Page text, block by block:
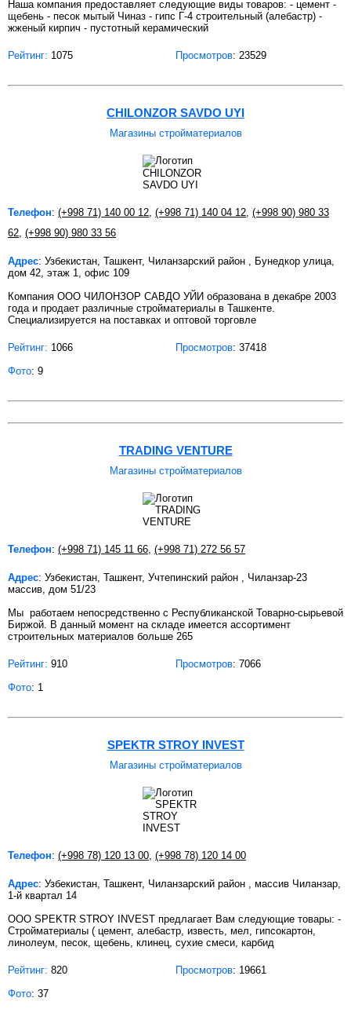
Наша компания предоставляет следующие виды товаров: - цемент -
щебень - песок мытый Чиназ - гипс Г-4 строительный (алебастр) -
жженый кирпич - пустотный керамический
Рейтинг: 1075 Просмотров: 23529
CHILONZOR SAVDO UYI
Магазины стройматериалов
Телефон: (+998 71) 140 00 12, (+998 71) 140 04 12, (+998 90) 980 33
62, (+998 90) 980 33 56
Адрес: Узбекистан, Ташкент, Чиланзарский район , Бунедкор улица,
дом 42, этаж 1, офис 109
Компания ООО ЧИЛОНЗОР САВДО УЙИ образована в декабре 2003
года и продает различные стройматериалы в Ташкенте.
Специализируется на поставках и оптовой торговле
Рейтинг: 1066 Просмотров: 37418
Фото: 9
TRADING VENTURE
Магазины стройматериалов
Телефон: (+998 71) 145 11 66 (+998 71) 272 56 57
Адрес: Узбекистан, Ташкент, Учтепинский район , Чиланзар-23
массив, дом 51/23
Мы работаем непосредственно с Республиканской Товарно-сырьевой
Биржой. В данный момент на складе имеется ассортимент
строительных материалов больше 265
Рейтинг: 910 Просмотров: 7066
Фото: 1
SPEKTR STROY INVEST
Магазины стройматериалов
Телефон: (+998 78) 120 13 00 (+998 78) 120 14 00
Адрес: Узбекистан, Ташкент, Чиланзарский район , массив Чиланзар,
1-й квартал 14
OOO SPEKTR STROY INVEST предлагает Вам следующие товары: -
Стройматериалы ( цемент, алебастр, известь, мел, гипсокартон,
линолеум, песок, щебень, клинец, сухие смеси, карбид
Рейтинг: 820 Просмотров: 19661
Фото: 37